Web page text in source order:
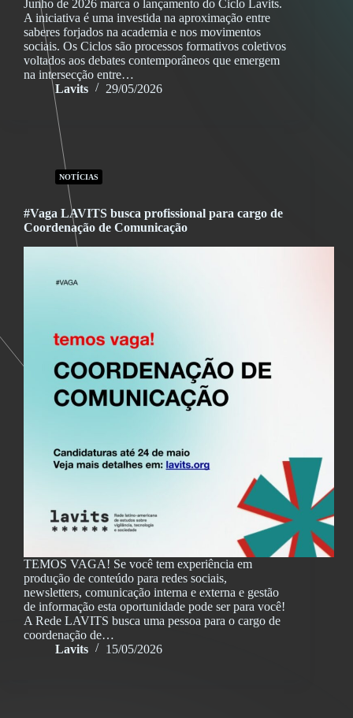
Junho de 2026 marca o lançamento do Ciclo Lavits.
A iniciativa é uma investida na aproximação entre
saberes forjados na academia e nos movimentos
sociais. Os Ciclos são processos formativos coletivos
voltados aos debates contemporâneos que emergem
na intersecção entre…
Lavits
29/05/2026
NOTÍCIAS
#Vaga LAVITS busca profissional para cargo de
Coordenação de Comunicação
TEMOS VAGA! Se você tem experiência em
produção de conteúdo para redes sociais,
newsletters, comunicação interna e externa e gestão
de informação esta oportunidade pode ser para você!
A Rede LAVITS busca uma pessoa para o cargo de
coordenação de…
Lavits
15/05/2026